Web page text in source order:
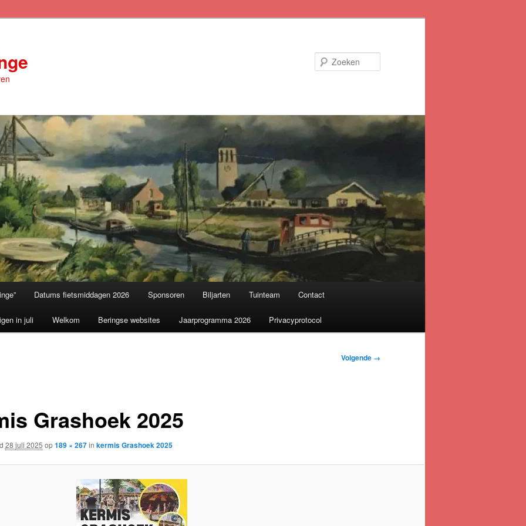
Datums fietsmiddagen 2026 Sponsoren Biljarten Tuinteam Contact
in juli Welkom Beringse websites Jaarprogramma 2026 Privacyprotocol
Volgende →
Grashoek 2025
28 juli 2025 op189 × 267in kermis Grashoek 2025